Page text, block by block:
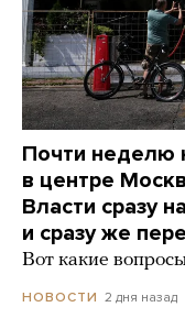
Почти неделю
в центре
Власти сразу
и сразу же
Вот какие
НОВОСТИ 2 дня назад